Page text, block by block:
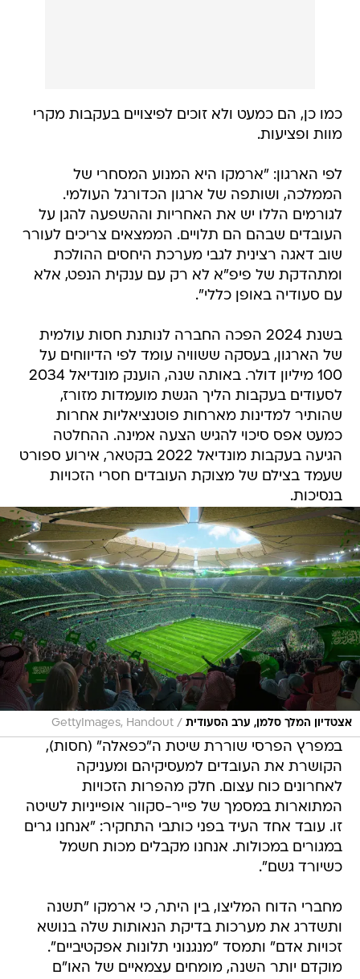
כמו כן, הם כמעט ולא זוכים לפיצויים בעקבות מקרי
מוות ופציעות.
לפי הארגון: "ארמקו היא המנוע המסחרי של
הממלכה, ושותפה של ארגון הכדורגל העולמי.
לגורמים הללו יש את האחריות וההשפעה להגן על
העובדים שבהם הם תלויים. הממצאים צריכים לעורר
שוב דאגה רצינית לגבי מערכת היחסים ההולכת
ומתהדקת של פיפ"א לא רק עם ענקית הנפט, אלא
עם סעודיה באופן כללי".
בשנת 2024 הפכה החברה לנותנת חסות עולמית
של הארגון, בעסקה ששוויה עומד לפי הדיווחים על
100 מיליון דולר. באותה שנה, הוענק מונדיאל 2034
לסעודים בעקבות הליך הגשת מועמדות מזורז,
שהותיר למדינות מארחות פוטנציאליות אחרות
כמעט אפס סיכוי להגיש הצעה אמינה. ההחלטה
הגיעה בעקבות מונדיאל 2022 בקטאר, אירוע ספורט
שעמד בצילם של מצוקת העובדים חסרי הזכויות
בנסיכות.
אצטדיון המלך סלמן, ערב הסעודית /
GettyImages, Handout
במפרץ הפרסי שוררת שיטת ה"כפאלה" (חסות),
הקושרת את העובדים למעסיקיהם ומעניקה
לאחרונים כוח עצום. חלק מהפרות הזכויות
המתוארות במסמך של פייר-סקוור אופייניות לשיטה
זו. עובד אחד העיד בפני כותבי התחקיר: "אנחנו גרים
במגורים במכולות. אנחנו מקבלים מכות חשמל
כשיורד גשם".
מחברי הדוח המליצו, בין היתר, כי ארמקו "תשנה
ותשדרג את מערכות בדיקת הנאותות שלה בנושא
זכויות אדם" ותמסד "מנגנוני תלונות אפקטיביים".
מוקדם יותר השנה, מומחים עצמאיים של האו"ם